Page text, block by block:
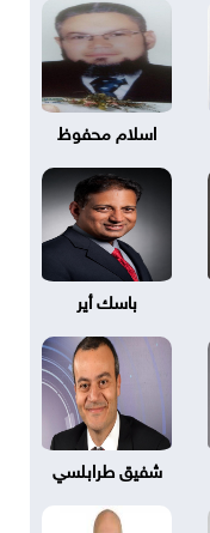
اسلام محفوظ
باسك أير
شفيق طرابلسي